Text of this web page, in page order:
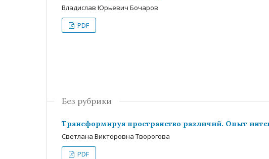
Владислав Юрьевич Бочаров
PDF
Без рубрики
Трансформируя пространство различий. Опыт
Светлана Викторовна Творогова
PDF